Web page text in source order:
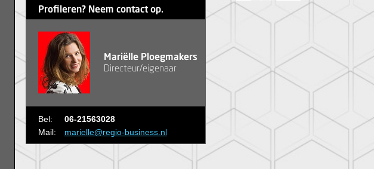
Profileren? Neem contact op.
Mariëlle Ploegmakers
Directeur/eigenaar
Bel:
06-21563028
Mail:
marielle@regio-business.nl